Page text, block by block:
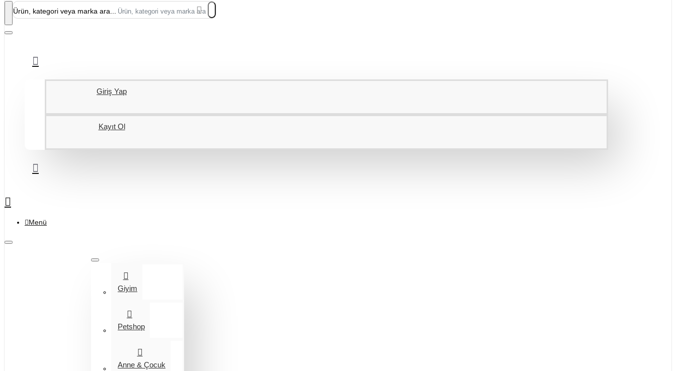
Ürün, kategori veya marka ara...
Giriş Yap
Kayıt Ol
Menü
Giyim
Petshop
Anne & Çocuk